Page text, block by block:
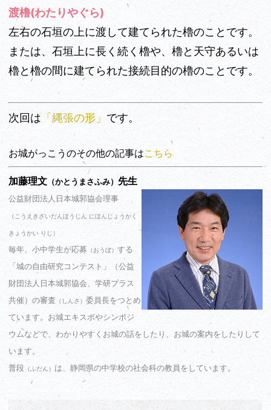
渡櫓(わたりやぐら)
左右の石垣の上に渡して建てられた櫓のことです。
または、石垣上に長く続く櫓や、櫓と天守あるいは
櫓と櫓の間に建てられた接続目的の櫓のことです。
次回は 「縄張の形」 です。
お城がっこうのその他の記事はこちら
加藤理文 （かとうまさふみ） 先生
公益財団法人日本城郭協会理事
（こうえきざいだんほうじん にほんじょうかく
きょうかい りじ）
毎年、小中学生が応募 （おうぼ） する
「城の自由研究コンテスト」（公益
財団法人日本城郭協会、学研プラス
共催）の審査 （しんさ） 委員長をつとめ
ています。お城エキスポやシンポジ
ウムなどで、わかりやすくお城の話をしたり、お城の案内をしたりして
います。
普段 （ふだん） は、静岡県の中学校の社会科の教員をしています。